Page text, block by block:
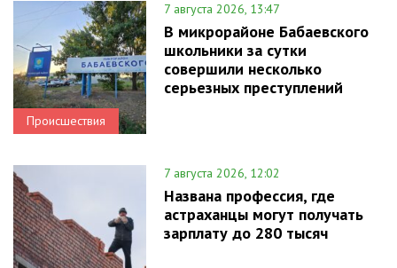
Происшествия
7 августа 2026, 13:47
В микрорайоне Бабаевского
школьники за сутки
совершили несколько
серьезных преступлений
7 августа 2026, 12:02
Названа профессия, где
астраханцы могут получать
зарплату до 280 тысяч